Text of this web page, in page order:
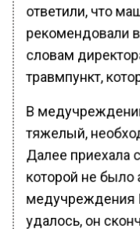
ответили, что
рекомендовали
словам
травмпункт,
В
тяжелый,
Далее приехала
которой не было
медучреждения
удалось, он